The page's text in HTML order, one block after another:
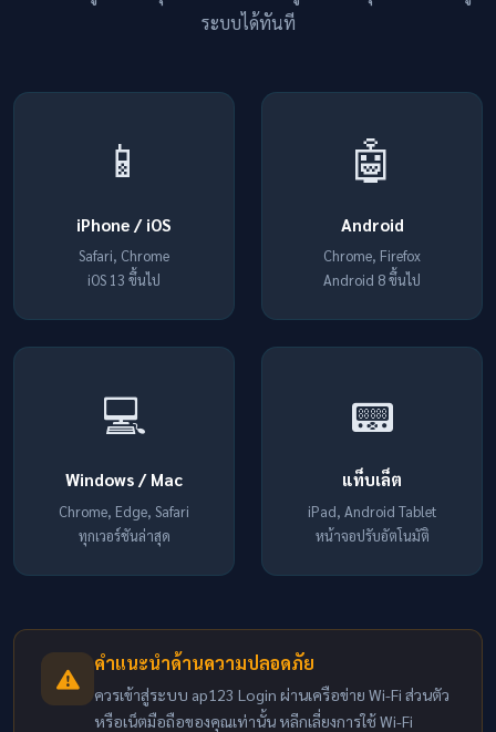
ระบบได้ทันที
📱
iPhone / iOS
Safari, Chrome
iOS 13 ขึ้นไป
🤖
Android
Chrome, Firefox
Android 8 ขึ้นไป
💻
Windows / Mac
Chrome, Edge, Safari
ทุกเวอร์ชันล่าสุด
📟
แท็บเล็ต
iPad, Android Tablet
หน้าจอปรับอัตโนมัติ
คำแนะนำด้านความปลอดภัย
ควรเข้าสู่ระบบ ap123 Login ผ่านเครือข่าย Wi-Fi ส่วนตัว
หรือเน็ตมือถือของคุณเท่านั้น หลีกเลี่ยงการใช้ Wi-Fi